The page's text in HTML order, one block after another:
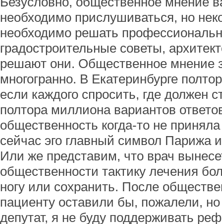
необходимо прислушиваться, но
необходимо решать
градостроительные советы,
решают они. Общественное мнение
многогранно. В Екатеринбурге
если каждого спросить, где должен
полтора миллиона вариантов
общественность когда-то не
сейчас эго главный символ Парижа
Или же представим, что врач
общественности тактику лечения
ногу или сохранить. После
пациенту оставили бы, пожалели,
депутат, я не буду поддерживать